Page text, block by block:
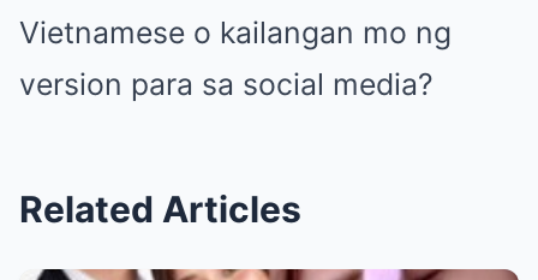
Vietnamese o kailangan mo ng
version para sa social media?
Related Articles